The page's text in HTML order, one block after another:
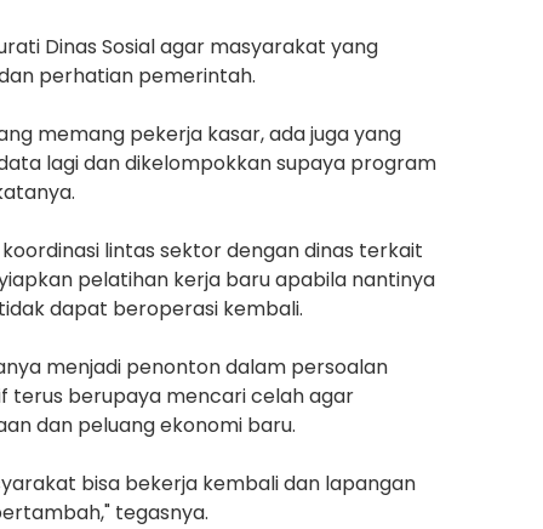
Dinas Sosial agar masyarakat yang
perhatian pemerintah.
memang pekerja kasar, ada juga yang
lagi dan dikelompokkan supaya program
lintas sektor dengan dinas terkait
pelatihan kerja baru apabila nantinya
dapat beroperasi kembali.
menjadi penonton dalam persoalan
terus berupaya mencari celah agar
dan peluang ekonomi baru.
bisa bekerja kembali dan lapangan
tegasnya.